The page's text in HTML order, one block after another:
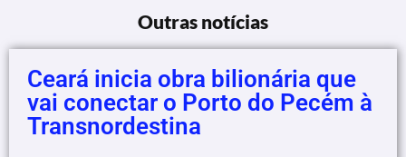
Outras notícias
Ceará inicia obra bilionária que
vai conectar o Porto do Pecém à
Transnordestina